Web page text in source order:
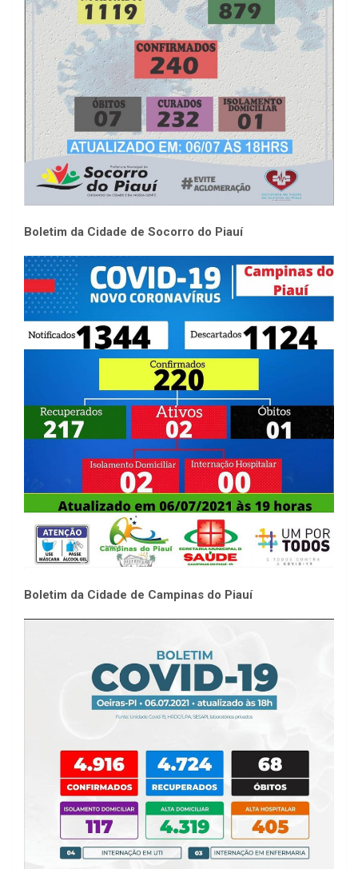
Boletim da Cidade de Socorro do Piauí
Boletim da Cidade de Campinas do Piauí